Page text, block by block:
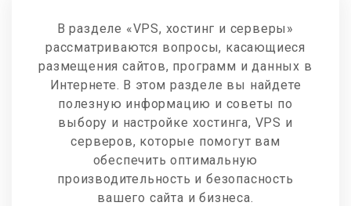
В разделе «VPS, хостинг и серверы»
рассматриваются вопросы, касающиеся
размещения сайтов, программ и данных в
Интернете. В этом разделе вы найдете
полезную информацию и советы по
выбору и настройке хостинга, VPS и
серверов, которые помогут вам
обеспечить оптимальную
производительность и безопасность
вашего сайта и бизнеса.